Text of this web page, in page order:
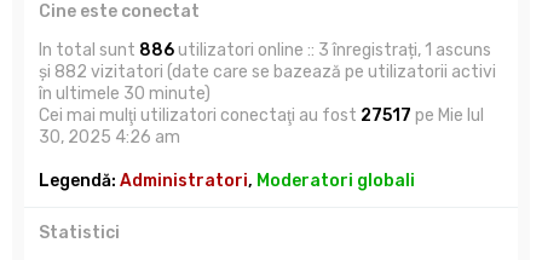
Cine este conectat
In total sunt 886utilizatori online :: 3 înregistrați, 1 ascuns
și 882 vizitatori (date care se bazează pe utilizatorii activi
în ultimele 30 minute)
Cei mai mulţi utilizatori conectaţi au fost 27517 pe Mie Iul
30, 2025 4:26 am
Legendă: Administratori, Moderatori globali
Statistici